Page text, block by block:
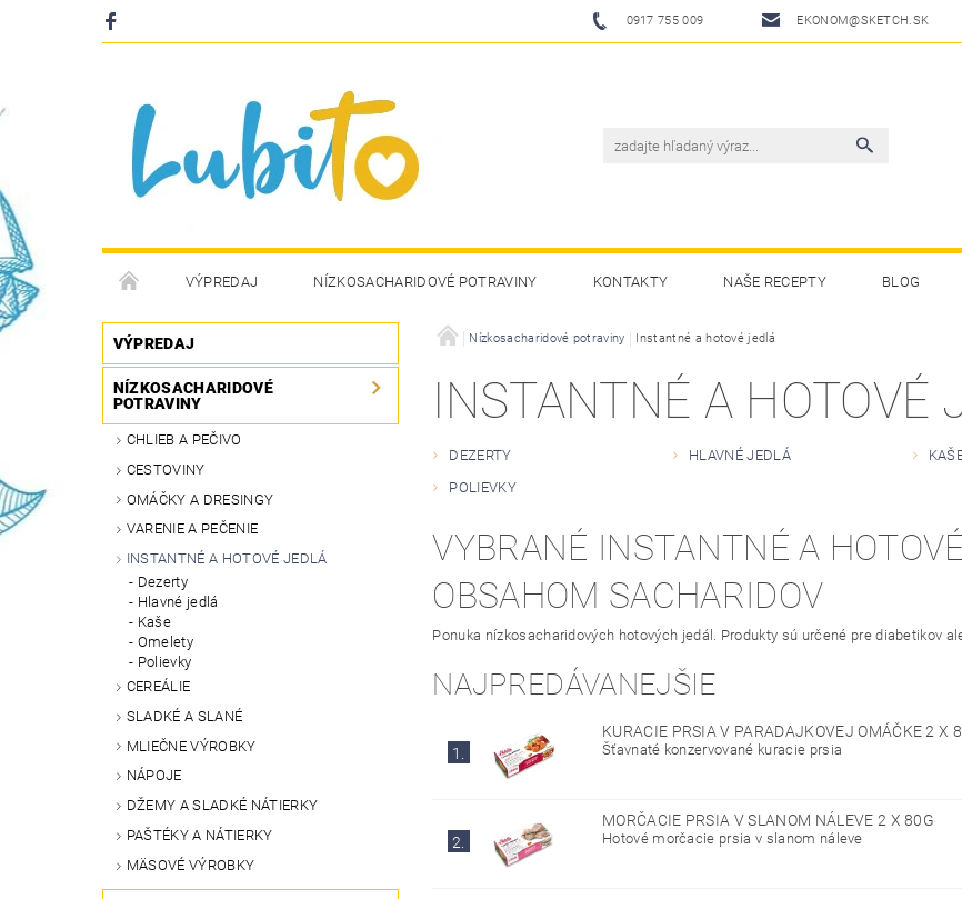
0917 755 009 EKONOM@SKETCH.SK
VÝPREDAJ NÍZKOSACHARIDOVÉ POTRAVINY KONTAKTY NAŠE RECEPTY BLOG
VÝPREDAJ
NÍZKOSACHARIDOVÉ
POTRAVINY
CHLIEB A PEČIVO
CESTOVINY
OMÁČKY A DRESINGY
VARENIE A PEČENIE
INSTANTNÉ A HOTOVÉ JEDLÁ
Dezerty
Hlavné jedlá
Kaše
Omelety
Polievky
CEREÁLIE
SLADKÉ A SLANÉ
MLIEČNE VÝROBKY
NÁPOJE
DŽEMY A SLADKÉ NÁTIERKY
PAŠTÉKY A NÁTIERKY
MÄSOVÉ VÝROBKY
Nízkosacharidové potraviny Instantné a hotové jedlá
INSTANTNÉ A HOTOVÉ
DEZERTY HLAVNÉ JEDLÁ
POLIEVKY
VYBRANÉ INSTANTNÉ A
OBSAHOM SACHARIDOV
Ponuka nízkosacharidových hotových jedál. Produkty sú určené pre diabetikov
NAJPREDÁVANEJŠIE
1.
KURACIE PRSIA V PARADAJKOVEJ OMÁČKE 2 X
Šťavnaté konzervované kuracie prsia
2.
MORČACIE PRSIA V SLANOM NÁLEVE 2 X 80G
Hotové morčacie prsia v slanom náleve